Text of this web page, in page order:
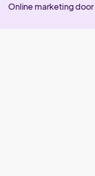
Online marketing door